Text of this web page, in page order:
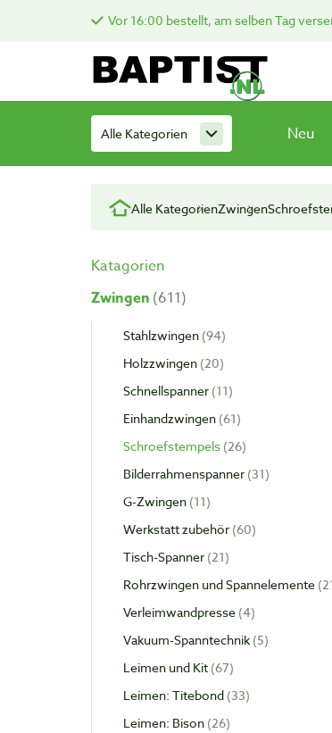
Vor 16:00 bestellt, am selben Tag
Alle Kategorien Neu
Alle KategorienZwingen
Katagorien
Zwingen 611
Stahlzwingen 94
Holzzwingen 20
Schnellspanner 11
Einhandzwingen 61
Schroefstempels 26
Bilderrahmenspanner 31
G-Zwingen 11
Werkstatt zubehör 60
Tisch-Spanner 21
Rohrzwingen und Spannelemente
Verleimwandpresse 4
Vakuum-Spanntechnik 5
Leimen und Kit 67
Leimen: Titebond 33
Leimen: Bison 26